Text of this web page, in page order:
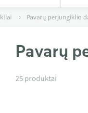
Pavarų perjungiklio
Pavarų
Produktai
25 produktai